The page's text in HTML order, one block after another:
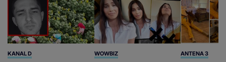
KANAL D WOWBIZ ANTENA 3